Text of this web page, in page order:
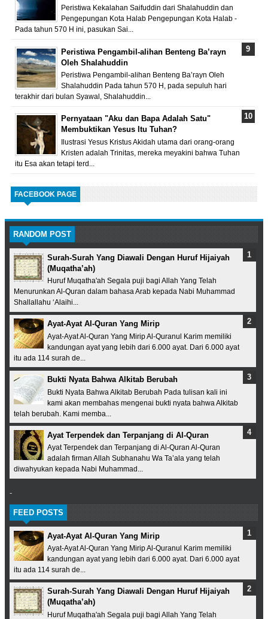
Peristiwa Kekalahan Saifuddin dari Shalahuddin dan
Pengepungan Kota Halab Pengepungan Kota Halab -
Pada tahun 570 H ini, pasukan Sai...
Peristiwa Pengambil-alihan Benteng Ba’rayn
Oleh Shalahuddin
Peristiwa Pengambil-alihan Benteng Ba’rayn Oleh
Shalahuddin Pada tahun 570 H, pada sepuluh hari
terakhir dari bulan Syawal, Shalahuddin...
Pernyataan "Aku dan Bapa Adalah Satu"
Membuktikan Yesus Itu Tuhan?
Ilustrasi Yesus Kristus Akidah utama dari orang-orang
Kristen adalah Trinitas, mereka meyakini bahwa Tuhan
itu Esa akan tetapi terd...
FACEBOOK PAGE
RANDOM POST
Surah-Surah Yang Diawali Dengan Huruf Hijaiyah
(Muqatha’ah)
Huruf Muqatha'ah Segala puji bagi Allah Yang Telah
Menurunkan Al-Quran dalam bahasa Arab kepada Nabi Muhammad
Shallallahu ‘Alaihi...
Ayat-Ayat Al-Quran Yang Mirip
Ayat-Ayat Al-Quran Yang Mirip Al-Quranul Karim memiliki
kandungan ayat yang lebih dari 6.000 ayat. Dari 6.000 ayat
itu ada 114 surah de...
Bukti Nyata Bahwa Alkitab Berubah
Bukti Nyata Bahwa Alkitab Berubah Pada tulisan kali ini
kami akan membahas mengenai bukti nyata bahwa Alkitab
telah berubah. Kami memba...
Ayat Terpendek dan Terpanjang di Al-Quran
Ayat Terpendek dan Terpanjang di Al-Quran Al-Quran
adalah firman Allah Subhanahu Wa Ta’ala yang telah
diwahyukan kepada Nabi Muhammad...
-
FEED POSTS
Ayat-Ayat Al-Quran Yang Mirip
Ayat-Ayat Al-Quran Yang Mirip Al-Quranul Karim memiliki
kandungan ayat yang lebih dari 6.000 ayat. Dari 6.000 ayat
itu ada 114 surah de...
Surah-Surah Yang Diawali Dengan Huruf Hijaiyah
(Muqatha’ah)
Huruf Muqatha'ah Segala puji bagi Allah Yang Telah